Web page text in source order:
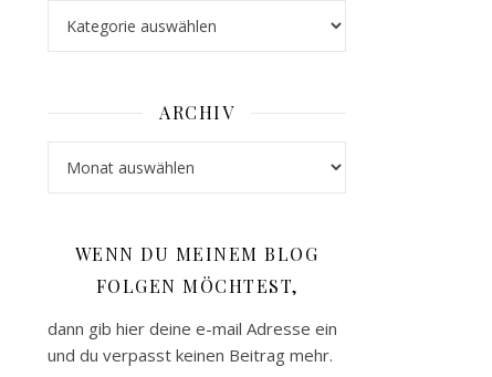
ARCHIV
WENN DU MEINEM BLOG
FOLGEN MÖCHTEST,
dann gib hier deine e-mail Adresse ein
und du verpasst keinen Beitrag mehr.